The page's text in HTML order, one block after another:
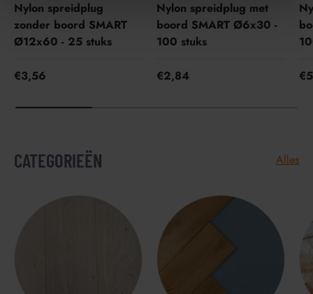
Nylon spreidplug
zonder boord SMART
Ø12x60 - 25 stuks
€3,56
Nylon spreidplug met
boord SMART Ø6x30 -
100 stuks
€2,84
CATEGORIEËN Alles